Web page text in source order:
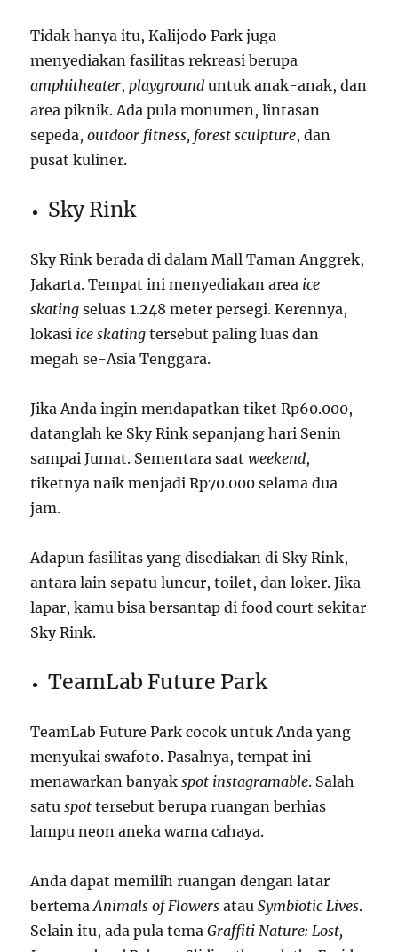
Tidak hanya itu, Kalijodo Park juga
menyediakan fasilitas rekreasi berupa
amphitheater,playground untuk anak-anak, dan
area piknik. Ada pula monumen, lintasan
sepeda,outdoor fitness, forest sculpture, dan
pusat kuliner.
Sky Rink
Sky Rink berada di dalam Mall Taman Anggrek,
Jakarta. Tempat ini menyediakan area ice
skating seluas 1.248 meter persegi. Kerennya,
lokasi ice skating tersebut paling luas dan
megah se-Asia Tenggara.
Jika Anda ingin mendapatkan tiket Rp60.000,
datanglah ke Sky Rink sepanjang hari Senin
sampai Jumat. Sementara saatweekend,
tiketnya naik menjadi Rp70.000 selama dua
jam.
Adapun fasilitas yang disediakan di Sky Rink,
antara lain sepatu luncur, toilet, dan loker. Jika
lapar, kamu bisa bersantap di food court sekitar
Sky Rink.
TeamLab Future Park
TeamLab Future Park cocok untuk Anda yang
menyukai swafoto. Pasalnya, tempat ini
menawarkan banyakspot instagramable. Salah
satuspot tersebut berupa ruangan berhias
lampu neon aneka warna cahaya.
Anda dapat memilih ruangan dengan latar
bertemaAnimals of Flowers atauSymbiotic Lives.
Selain itu, ada pula temaGraffiti Nature: Lost,